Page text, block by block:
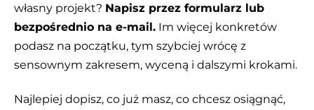
własny projekt? Napisz przez formularz lub
bezpośrednio na e-mail. Im więcej konkretów
podasz na początku, tym szybciej wrócę z
sensownym zakresem, wyceną i dalszymi krokami.
Najlepiej dopisz, co już masz, co chcesz osiągnąć,